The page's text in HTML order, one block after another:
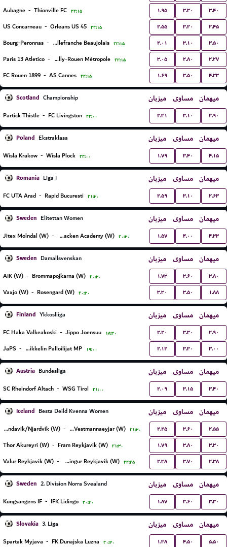
Aubagne - Thionville FC ۲۲:۱۵ ۱.۹۵ ۳.۳۰ ۳.۴۰
US Concarneau - Orleans US 45 ۲۲:۱۵ ۲.۵۵ ۳.۲۰ ۲.۴۵
Bourg-Peronnas - FC Villefranche Beaujolais ۲۲:۱۵ ۲.۰۱ ۳.۱۰ ۳.۵۰
Paris 13 Atletico - US Quevilly-Rouen Métropole ۲۲:۱۵ ۳.۰۵ ۲.۸۰ ۲.۲۷
FC Rouen 1899 - AS Cannes ۲۲:۱۵ ۱.۶۹ ۳.۵۰ ۴.۳۳
Scotland Championship میزبان مساوی میهمان
Partick Thistle - FC Livingston ۲۲:۰۰ ۲.۳۱ ۳.۱۰ ۲.۹۰
Poland Ekstraklasa میزبان مساوی میهمان
Wisla Krakow - Wisla Plock ۲۲:۰۰ ۱.۷۹ ۳.۴۰ ۴.۱۵
Romania Liga I میزبان مساوی میهمان
FC UTA Arad - Rapid Bucuresti ۲۱:۳۰ ۲.۵۹ ۳.۱۰ ۲.۶۳
Sweden Elitettan Women میزبان مساوی میهمان
Jitex Molndal (W) - BK Hacken Academy (W) ۲۰:۳۰ ۱.۵۷ ۴.۰۰ ۴.۳۳
Sweden Damallsvenskan میزبان مساوی میهمان
AIK (W) - Brommapojkarna (W) ۲۰:۳۰ ۱.۷۳ ۳.۶۰ ۳.۸۰
Vaxjo (W) - Rosengard (W) ۲۰:۳۰ ۳.۳۰ ۳.۵۰ ۱.۸۸
Finland Ykkosliiga میزبان مساوی میهمان
FC Haka Valkeakoski - Jippo Joensuu ۱۸:۳۰ ۲.۲۰ ۳.۳۰ ۲.۹۰
JaPS - Mikkelin Palloilijat MP ۱۹:۰۰ ۲.۱۲ ۳.۳۰ ۳.۰۰
Austria Bundesliga میزبان مساوی میهمان
SC Rheindorf Altach - WSG Tirol ۲۱:۰۰ ۲.۰۹ ۳.۱۵ ۳.۴۰
Iceland Besta Deild Kvenna Women میزبان مساوی میهمان
Grindavik/Njardvik (W) - IBV Vestmannaeyjar (W) ۲۱:۳۰ ۲.۲۵ ۳.۶۰ ۲.۵۵
Thor Akureyri (W) - Fram Reykjavik (W) ۲۱:۳۰ ۱.۷۹ ۳.۸۰ ۳.۳۰
Valur Reykjavik (W) - Vikingur Reykjavik (W) ۲۲:۴۵ ۲.۳۸ ۳.۷۰ ۲.۳۸
Sweden 2. Division Norra Svealand میزبان مساوی میهمان
Kungsangens IF - IFK Lidingo ۲۰:۳۰ ۱.۸۷ ۳.۶۰ ۳.۳۰
Slovakia 3. Liga میزبان مساوی میهمان
Spartak Myjava - FK Dunajska Luzna ۲۰:۳۰ ۱.۳۸ ۴.۵۰ ۵.۵۰